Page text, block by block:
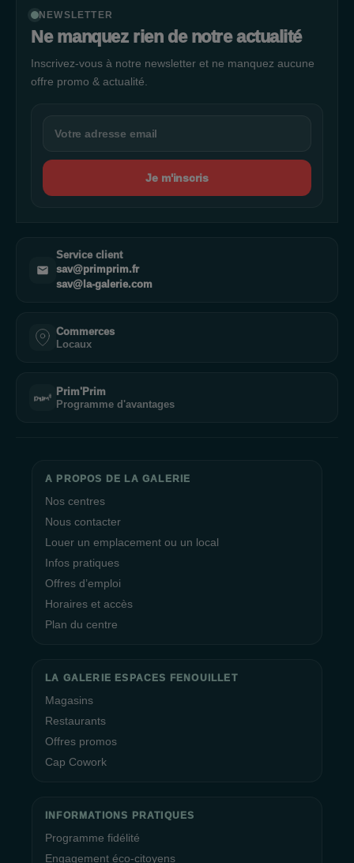
NEWSLETTER
Ne manquez rien de notre actualité
Inscrivez-vous à notre newsletter et ne manquez aucune
offre promo & actualité.
Je m'inscris
Service client
sav@primprim.fr
sav@la-galerie.com
Commerces
Locaux
Prim'Prim
Programme d'avantages
A PROPOS DE LA GALERIE
Nos centres
Nous contacter
Louer un emplacement ou un local
Infos pratiques
Offres d’emploi
Horaires et accès
Plan du centre
LA GALERIE ESPACES FENOUILLET
Magasins
Restaurants
Offres promos
Cap Cowork
INFORMATIONS PRATIQUES
Programme fidélité
Engagement éco-citoyens